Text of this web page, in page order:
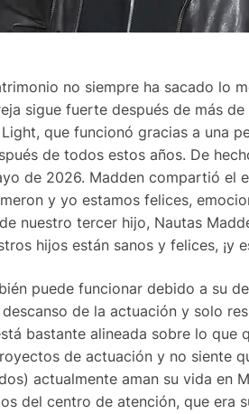
no siempre ha sacado lo
sigue fuerte después de más
que funcionó gracias a una
de todos estos años. De
de 2026. Madden compartió el
y yo estamos felices,
nuestro tercer hijo, Nautas
hijos están sanos y felices, ¡y
puede funcionar debido a su
de la actuación y solo
bastante alineada sobre lo que
de actuación y no siente
actualmente aman su vida en
del centro de atención, que era